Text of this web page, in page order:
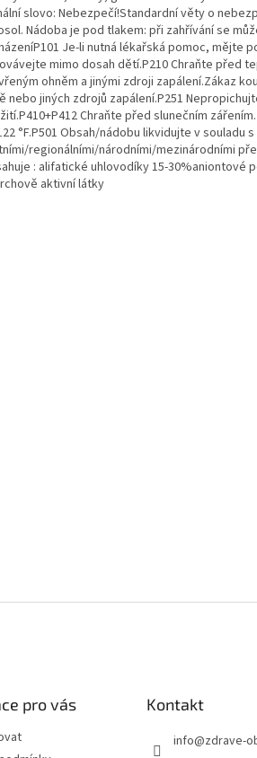
slovo: Nebezpečí!Standardní věty o
Nádoba je pod tlakem: při zahřívání se
Je-li nutná lékařská pomoc, mějte
mimo dosah dětí.P210 Chraňte před
ohněm a jinými zdroji zapálení.Zákaz
nebo jiných zdrojů zapálení.P251
Chraňte před slunečním
°F.P501 Obsah/nádobu likvidujte v souladu s
regionálními/národními/mezinárodními
: alifatické uhlovodíky 15-30%aniontové
aktivní látky
pro vás Kontakt
info@zdrave-